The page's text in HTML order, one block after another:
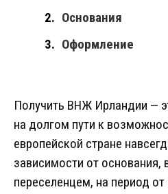
Основания
Оформление
Получить ВНЖ Ирландии —
на долгом пути к
европейской стране
зависимости от основания,
переселенцем, на период